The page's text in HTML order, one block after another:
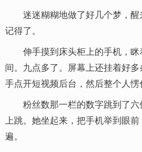
迷迷糊糊地做了好几个梦，
记得了。
伸手摸到床头柜上的手机，
间。九点多了。屏幕上还挂着好
手点开短视频后台，然后整个人愣
粉丝数那一栏的数字跳到了
上跳。她坐起来，把手机举到眼
遍。